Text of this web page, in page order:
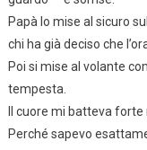
Papà lo mise al sicuro
chi ha già deciso che
Poi si mise al volante
tempesta.
Il cuore mi batteva forte
Perché sapevo